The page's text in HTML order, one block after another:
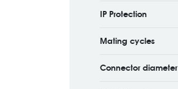
IP Protection
Mating cycles
Connector diameter